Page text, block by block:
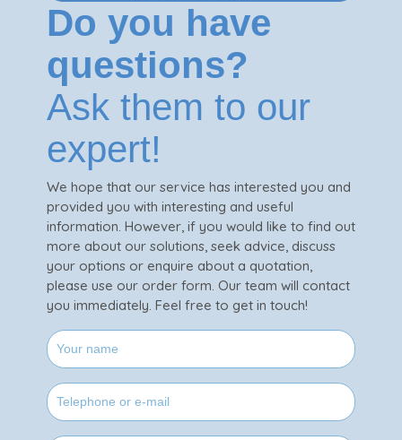
Do you have
questions?
Ask them to our
expert!
We hope that our service has interested you and
provided you with interesting and useful
information. However, if you would like to find out
more about our solutions, seek advice, discuss
your options or enquire about a quotation,
please use our order form. Our team will contact
you immediately. Feel free to get in touch!